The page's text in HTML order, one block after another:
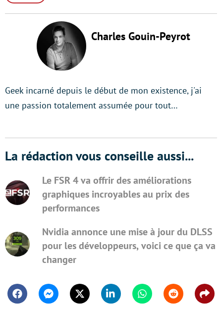
Charles Gouin-Peyrot
Geek incarné depuis le début de mon existence, j'ai
une passion totalement assumée pour tout…
La rédaction vous conseille aussi...
Le FSR 4 va offrir des améliorations
graphiques incroyables au prix des
performances
Nvidia annonce une mise à jour du DLSS
pour les développeurs, voici ce que ça va
changer
FacebookMessengerTwitter Linkedin WhatsappReddit